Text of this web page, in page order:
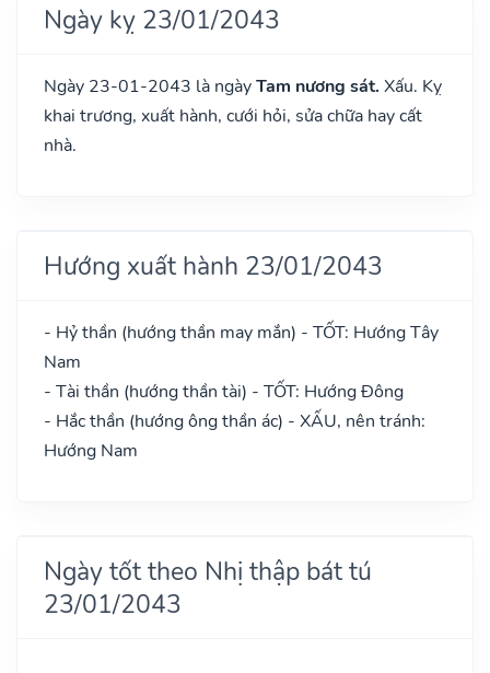
Ngày kỵ 23/01/2043
Ngày 23-01-2043 là ngàyTam nương sát. Xấu. Kỵ
khai trương, xuất hành, cưới hỏi, sửa chữa hay cất
nhà.
Hướng xuất hành 23/01/2043
- Hỷ thần (hướng thần may mắn) - TỐT: Hướng Tây
Nam
- Tài thần (hướng thần tài) - TỐT: Hướng Đông
- Hắc thần (hướng ông thần ác) - XẤU, nên tránh:
Hướng Nam
Ngày tốt theo Nhị thập bát tú
23/01/2043